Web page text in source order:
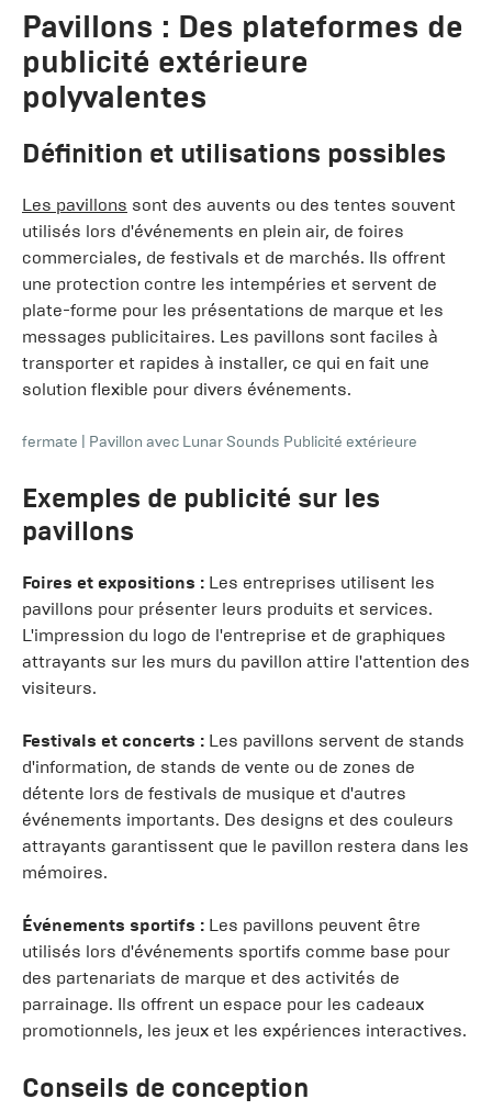
Pavillons : Des plateformes de
publicité extérieure
polyvalentes
Définition et utilisations possibles
Les pavillons sont des auvents ou des tentes souvent
utilisés lors d'événements en plein air, de foires
commerciales, de festivals et de marchés. Ils offrent
une protection contre les intempéries et servent de
plate-forme pour les présentations de marque et les
messages publicitaires. Les pavillons sont faciles à
transporter et rapides à installer, ce qui en fait une
solution flexible pour divers événements.
fermate Pavillon avec Lunar Sounds Publicité extérieure
Exemples de publicité sur les
pavillons
Foires et expositions : Les entreprises utilisent les
pavillons pour présenter leurs produits et services.
L'impression du logo de l'entreprise et de graphiques
attrayants sur les murs du pavillon attire l'attention des
visiteurs.
Festivals et concerts : Les pavillons servent de stands
d'information, de stands de vente ou de zones de
détente lors de festivals de musique et d'autres
événements importants. Des designs et des couleurs
attrayants garantissent que le pavillon restera dans les
mémoires.
Événements sportifs : Les pavillons peuvent être
utilisés lors d'événements sportifs comme base pour
des partenariats de marque et des activités de
parrainage. Ils offrent un espace pour les cadeaux
promotionnels, les jeux et les expériences interactives.
Conseils de conception